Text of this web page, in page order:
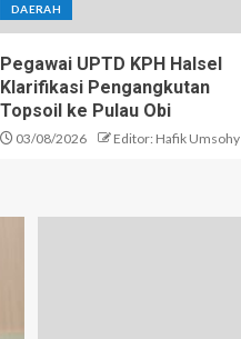
DAERAH
Pegawai UPTD KPH Halsel
Klarifikasi Pengangkutan
Topsoil ke Pulau Obi
03/08/2026 Editor: Hafik Umsohy